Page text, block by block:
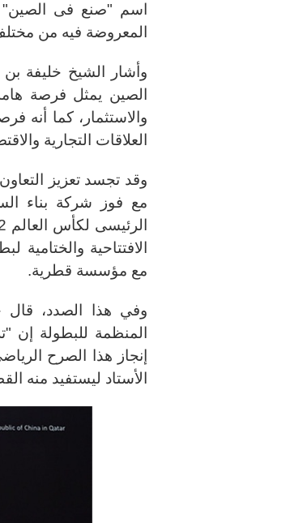
المعروضة فيه من
وأشار الشيخ خليفة
الصين يمثل فرصة
والاستثمار، كما أنه
العلاقات التجارية
وقد تجسد تعزيز
مع فوز شركة بناء
مع مؤسسة قطرية.
وفي هذا الصدد، قال
المنظمة للبطولة
إنجاز هذا الصرح
الأستاد ليستفيد منه